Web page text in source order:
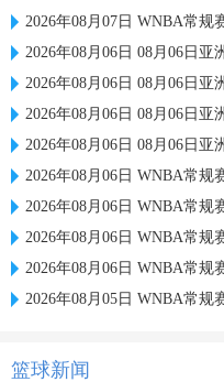
2026年08月07日 WNBA常规赛 拉
2026年08月06日 08月06日亚洲大学生
2026年08月06日 08月06日亚洲大学生
2026年08月06日 08月06日亚洲大学生
2026年08月06日 08月06日亚洲大学
2026年08月06日 WNBA常规赛
2026年08月06日 WNBA常规赛
2026年08月06日 WNBA常规赛
2026年08月06日 WNBA常规赛 菲
2026年08月05日 WNBA常规赛
篮球新闻